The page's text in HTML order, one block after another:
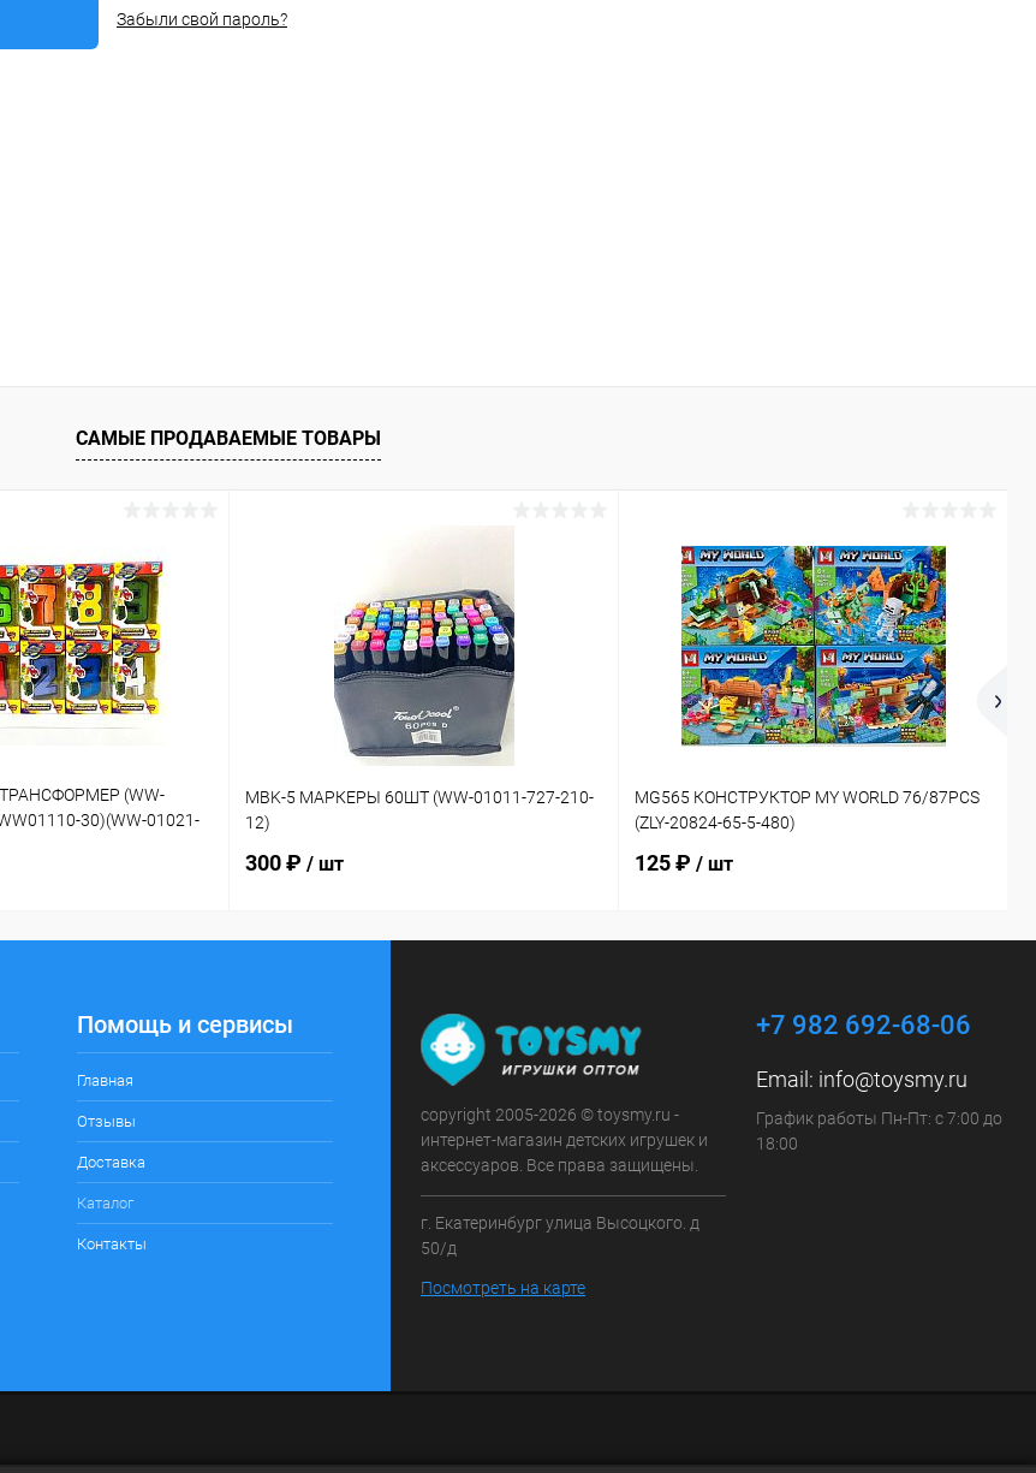
Забыли свой пароль?
САМЫЕ ПРОДАВАЕМЫЕ ТОВАРЫ
(WW-
30)(WW-01021-
MBK-5 МАРКЕРЫ 60ШТ (WW-01011-727-210-
12)
300 ₽ / шт
MG565 КОНСТРУКТОР MY WORLD 76/87PCS
(ZLY-20824-65-5-480)
125 ₽ / шт
Помощь и сервисы
Главная
Отзывы
Доставка
Каталог
Контакты
copyright 2005-2026 © toysmy.ru -
интернет-магазин детских игрушек и
аксессуаров. Все права защищены.
г. Екатеринбург улица Высоцкого. д
50/д
Посмотреть на карте
+7 982 692-68-06
Email: info@toysmy.ru
График работы Пн-Пт: с 7:00 до
18:00